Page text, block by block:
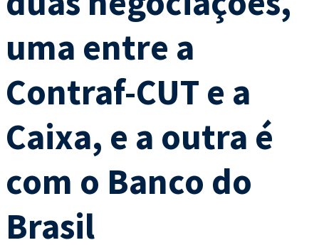
uma entre a
Contraf-CUT e a
Caixa, e a outra é
com o Banco do
Brasil